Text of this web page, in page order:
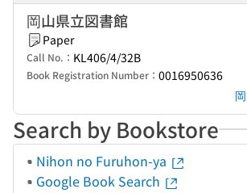
岡山県立図書館
Paper
Call No.： KL406/4/32B
Book Registration Number： 0016950636
Search by Bookstore
Nihon no Furuhon-ya
Google Book Search